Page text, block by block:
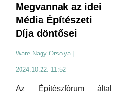
Megvannak az idei
Média Építészeti
Díja döntősei
Ware-Nagy Orsolya
2024.10.22. 11:52
Az Építészfórum által